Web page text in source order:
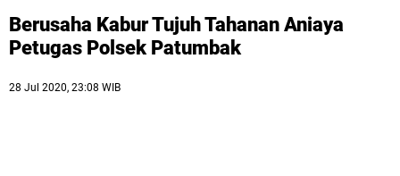
Berusaha Kabur Tujuh Tahanan Aniaya
Petugas Polsek Patumbak
28 Jul 2020, 23:08 WIB